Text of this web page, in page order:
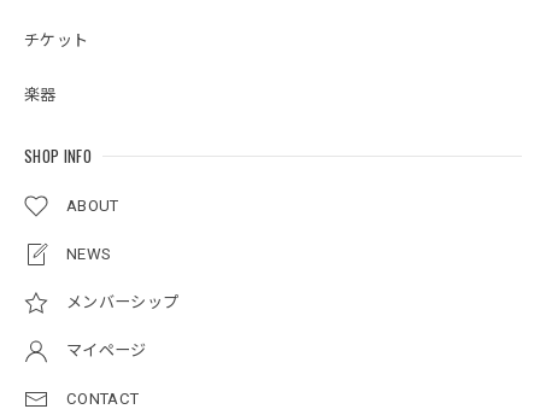
チケット
楽器
SHOP INFO
ABOUT
NEWS
メンバーシップ
マイページ
CONTACT